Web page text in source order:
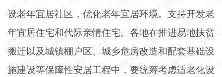
设老年宜居社区，优化老年宜居环境。支持开发老
年宜居住宅和代际亲情住宅。各地在推进易地扶贫
搬迁以及城镇棚户区、城乡危房改造和配套基础设
施建设等保障性安居工程中，要统筹考虑适老化设